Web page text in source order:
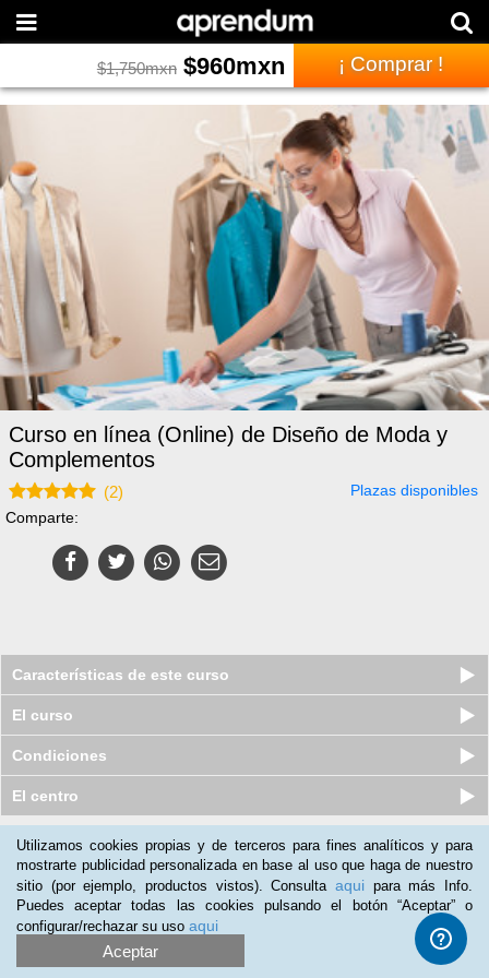
$1,750mxn $960mxn ¡ Comprar !
Curso en línea (Online) de Diseño de Moda y
Complementos
(2)
Plazas disponibles
Comparte:
Características de este curso
El curso
Condiciones
El centro
Nuestros clientes opinan:
Claudia Santiago(08-02-2016)
Es un curso para aquellas personas que no cuentan con mucho
tiempo y que quieren desarrollar su creatividad
Utilizamos cookies propias y de terceros para fines analíticos y para
mostrarte publicidad personalizada en base al uso que haga de nuestro
sitio (por ejemplo, productos vistos). Consulta aqui para más Info.
Puedes aceptar todas las cookies pulsando el botón “Aceptar” o
configurar/rechazar su uso aqui
Aceptar